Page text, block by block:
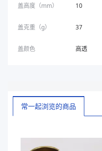
盖高度（mm） 10
盖克重（g） 37
盖颜色 高透
常一起浏览的商品